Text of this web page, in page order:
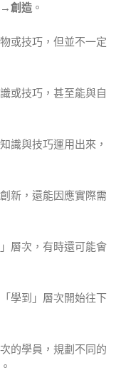
創造 。
或技巧，但並不一定
或技巧，甚至能與自
識與技巧運用出來，
新，還能因應實際需
層次，有時還可能會
學到」層次開始往下
的學員，規劃不同的